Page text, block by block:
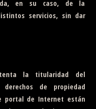
en su caso, de la
servicios, sin dar
la titularidad del
de propiedad
portal de Internet están